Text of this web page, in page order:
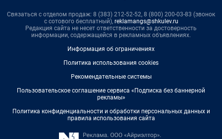
Связаться с отделом продаж: 8 (383) 212-52-52, 8 (800) 200-03-83 (звонок
с сотового бесплатный), reklamangs@shkulev.ru
Редакция сайта не несет ответственности за достоверность
информации, содержащейся в рекламных объявлениях.
Информация об ограничениях
Политика использования cookies
Рекомендательные системы
Пользовательское соглашение сервиса «Подписка без баннерной
рекламы»
Политика конфиденциальности и обработки персональных данных и
правила использования сайта